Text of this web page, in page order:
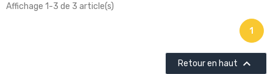
Affichage 1-3 de 3 article(s)
1
Retour en haut 